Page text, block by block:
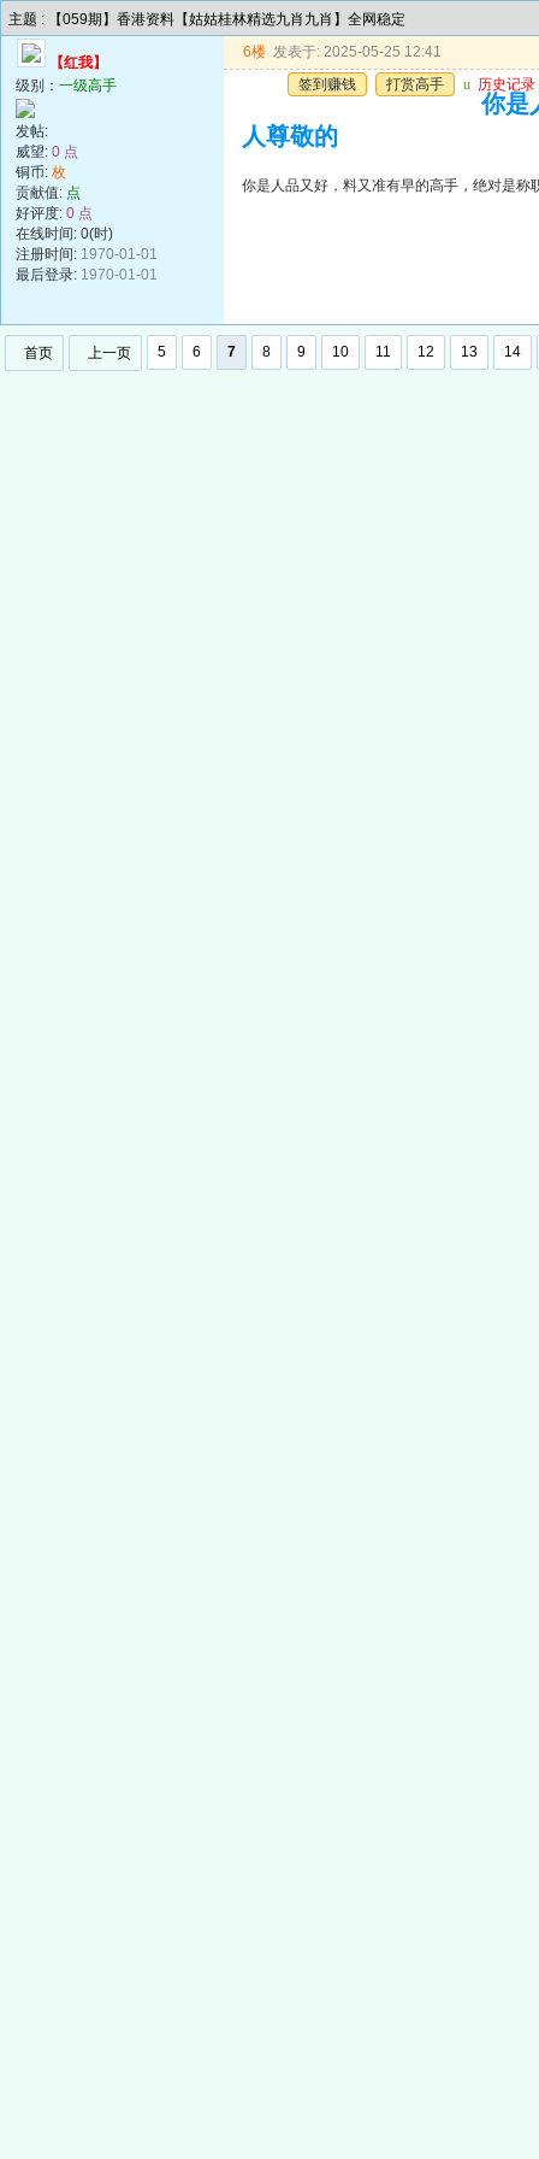
主题 : 【059期】香港资料【姑姑桂林精选九肖九肖】全网稳定
【红我】
级别： 一级高手
发帖:
威望: 0 点
铜币: 枚
贡献值: 点
好评度: 0 点
在线时间: 0(时)
注册时间: 1970-01-01
最后登录: 1970-01-01
6楼 发表于: 2025-05-25 12:41
签到赚钱
打赏高手 u 历史记录
你是
人尊敬的
你是人品又好，料又准有早的高手，绝对是称
首页 上一页 5 6 7 8 9 10 11 12 13 14